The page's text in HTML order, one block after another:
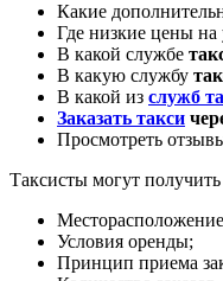
Какие
Где низкие цены на
В какой службе
В какую службу
В какой из служб
Заказать такси
Просмотреть
Таксисты могут
Условия оренды;
Принцип приема